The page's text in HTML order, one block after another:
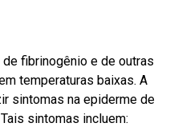
fibrinogênio e de outras
temperaturas baixas. A
sintomas na epiderme de
sintomas incluem: